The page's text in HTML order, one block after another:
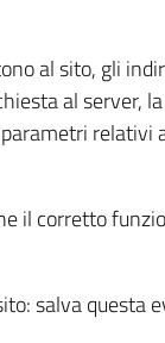
al sito, gli
al server,
relativi
il corretto
salva questa